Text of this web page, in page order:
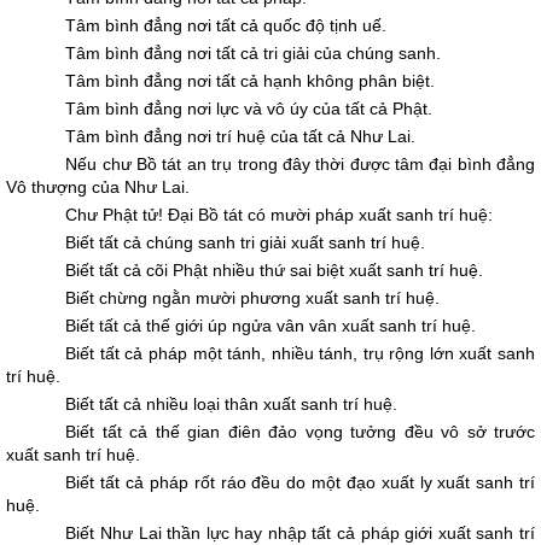
Tâm bình đẳng nơi tất cả quốc độ tịnh uế.
Tâm bình đẳng nơi tất cả tri giải của chúng sanh.
Tâm bình đẳng nơi tất cả hạnh không phân biệt.
Tâm bình đẳng nơi lực và vô úy của tất cả Phật.
Tâm bình đẳng nơi trí huệ của tất cả Như Lai.
Nếu chư Bồ tát an trụ trong đây thời được tâm đại bình đẳng
Vô thượng của Như Lai.
Chư Phật tử! Ðại Bồ tát có mười pháp xuất sanh trí huệ:
Biết tất cả chúng sanh tri giải xuất sanh trí huệ.
Biết tất cả cõi Phật nhiều thứ sai biệt xuất sanh trí huệ.
Biết chừng ngằn mười phương xuất sanh trí huệ.
Biết tất cả thế giới úp ngửa vân vân xuất sanh trí huệ.
Biết tất cả pháp một tánh, nhiều tánh, trụ rộng lớn xuất sanh
trí huệ.
Biết tất cả nhiều loại thân xuất sanh trí huệ.
Biết tất cả thế gian điên đảo vọng tưởng đều vô sở trước
xuất sanh trí huệ.
Biết tất cả pháp rốt ráo đều do một đạo xuất ly xuất sanh trí
huệ.
Biết Như Lai thần lực hay nhập tất cả pháp giới xuất sanh trí